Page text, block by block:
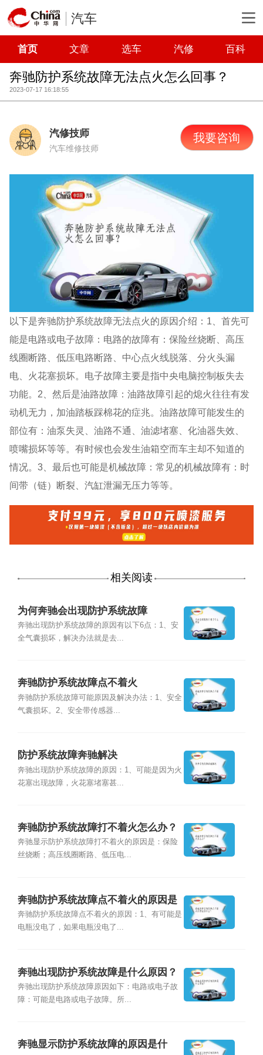
汽车
首页 文章 选车 汽修 百科
奔驰防护系统故障无法点火怎么回事？
2023-07-17 16:18:55
汽修技师
汽车维修技师
我要咨询
以下是奔驰防护系统故障无法点火的原因介绍：1、首先可
能是电路或电子故障：电路的故障有：保险丝烧断、高压
线圈断路、低压电路断路、中心点火线脱落、分火头漏
电、火花塞损坏。电子故障主要是指中央电脑控制板失去
功能。2、然后是油路故障：油路故障引起的熄火往往有发
动机无力，加油踏板踩棉花的症兆。油路故障可能发生的
部位有：油泵失灵、油路不通、油滤堵塞、化油器失效、
喷嘴损坏等等。有时候也会发生油箱空而车主却不知道的
情况。3、最后也可能是机械故障：常见的机械故障有：时
间带（链）断裂、汽缸泄漏无压力等等。
相关阅读
为何奔驰会出现防护系统故障
奔驰出现防护系统故障的原因有以下6点：1、安
全气囊损坏，解决办法就是去...
奔驰防护系统故障点不着火
奔驰防护系统故障可能原因及解决办法：1、安全
气囊损坏。2、安全带传感器...
防护系统故障奔驰解决
奔驰出现防护系统故障的原因：1、可能是因为火
花塞出现故障，火花塞堵塞甚...
奔驰防护系统故障打不着火怎么办？
奔驰显示防护系统故障打不着火的原因是：保险
丝烧断；高压线圈断路、低压电...
奔驰防护系统故障点不着火的原因是
什么？
奔驰防护系统故障点不着火的原因：1、有可能是
电瓶没电了，如果电瓶没电了...
奔驰出现防护系统故障是什么原因？
奔驰出现防护系统故障原因如下：电路或电子故
障：可能是电路或电子故障。所...
奔驰显示防护系统故障的原因是什